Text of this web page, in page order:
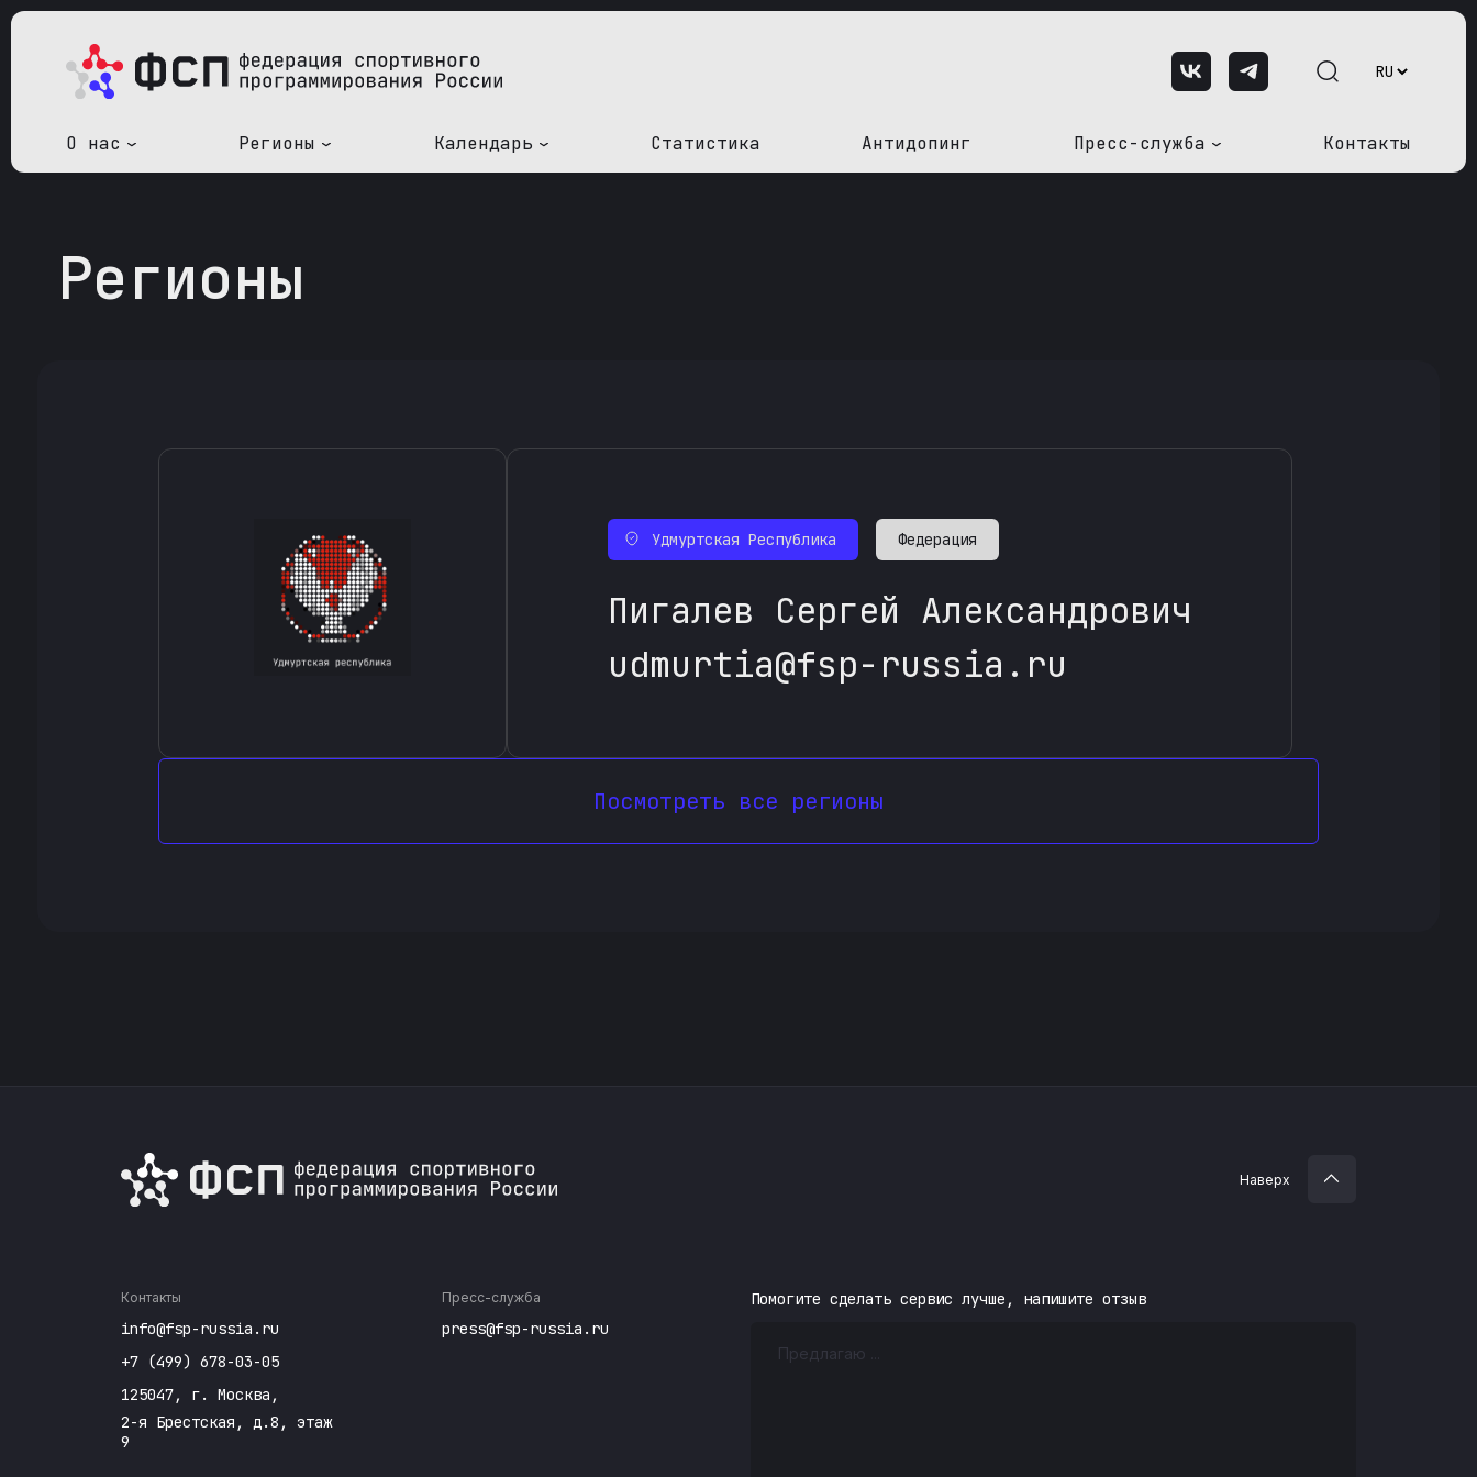
О нас Регионы Календарь Статистика Антидопинг Пресс-служба Контакты
Регионы
Удмуртская Республика Федерация
Пигалев Сергей Александрович
udmurtia@fsp-russia.ru
Посмотреть все регионы
Наверх
Контакты
info@fsp-russia.ru
+7 (499) 678-03-05
125047, г. Москва,
2-я Брестская, д.8, этаж
9
Пресс-служба
press@fsp-russia.ru
Помогите сделать сервис лучше, напишите отзыв